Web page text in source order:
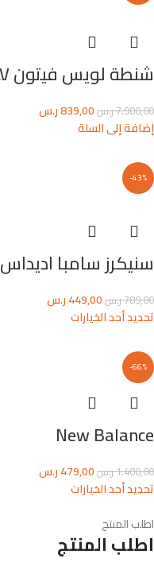
شنطة لويس فيتون LV
7.900,00ر.س839,00ر.س
إضافة إلى السلة
-43%
سنيكرز سامبا اديداس
789,00ر.س449,00ر.س
تحديد أحد الخيارات
-66%
New Balance
1.400,00ر.س479,00ر.س
تحديد أحد الخيارات
اطلب المنتج
اطلب المنتج